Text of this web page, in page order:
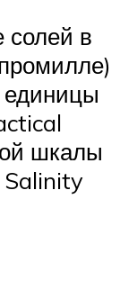
в
шкалы
Salinity